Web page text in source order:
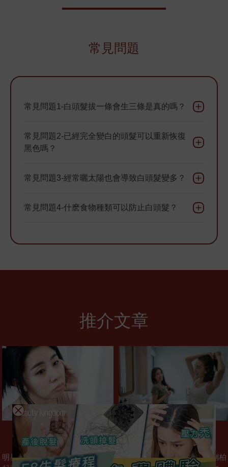
常見問題
常見問題1-白頭髮拔一條會生三條是真的嗎？
常見問題2-已經完全變白的頭髮可以重新恢復
黑色嗎？
常見問題3-經常曬太陽也會導致白頭髮變多？
常見問題4-什麽食物種類可以防止白頭髮？
推介文章
逆齡緊膚
明星私藏去水腫飲食法！偷偷學
育髮活髮
【側柏葉生髮】慈禧就係用側柏